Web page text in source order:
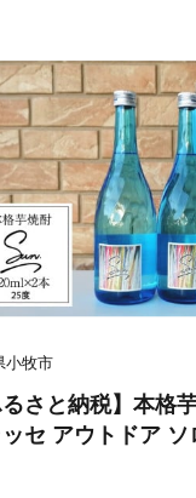
小牧市
るさと納税】本格
セ アウトドア